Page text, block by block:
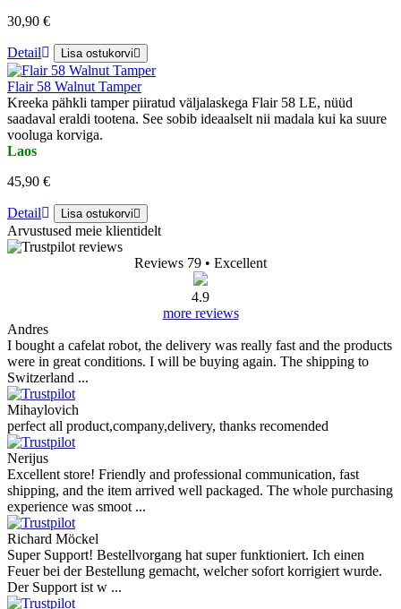
30,90 €
Detail Lisa ostukorvi
Flair 58 Walnut Tamper
Kreeka pähkli tamper piiratud väljalaskega Flair 58 LE, nüüd
saadaval eraldi tootena. See sobib ideaalselt nii madala kui ka suure
vooluga korviga.
Laos
45,90 €
Detail Lisa ostukorvi
Arvustused meie klientidelt
Reviews 79 • Excellent
4.9
more reviews
Andres
I bought a cafelat robot, the delivery was really fast and the products
were in great conditions. I will be buying again. The shipping to
Switzerland ...
Mihaylovich
perfect all product,company,delivery, thanks recomended
Nerijus
Excellent store! Friendly and professional communication, fast
shipping, and the item arrived well packaged. The whole purchasing
experience was smoot ...
Richard Möckel
Super Support! Bestellvorgang hat super funktioniert. Ich einen
Feuer bei der Bestellung gemacht, welcher sofort korrigiert wurde.
Der Support ist w ...